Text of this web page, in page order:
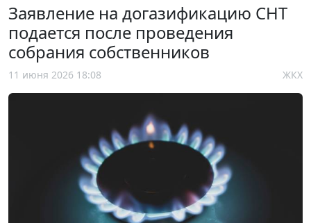
Заявление на догазификацию СНТ
подается после проведения
собрания собственников
11 июня 2026 18:08 ЖКХ